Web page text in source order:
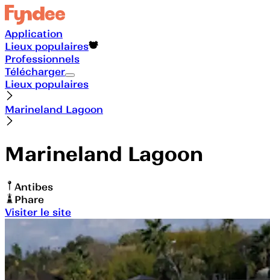
Application
Lieux populaires
Professionnels
Télécharger
Lieux populaires
Marineland Lagoon
Marineland Lagoon
Antibes
Phare
Visiter le site